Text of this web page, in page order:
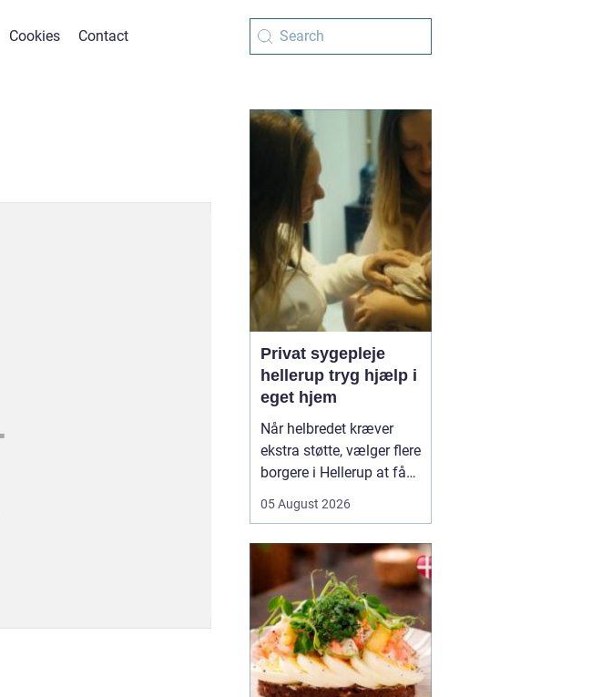
Cookies Contact
Privat sygepleje
hellerup tryg hjælp i
eget hjem
Når helbredet kræver
ekstra støtte, vælger flere
borgere i Hellerup at få
sygepleje i hjemmet. Det
nærvær og kontinuitet i
hverdagen, som kan
være svær at finde i et
travlt offentligt
sundhedsvæsen. Med
privat ...
05 August 2026